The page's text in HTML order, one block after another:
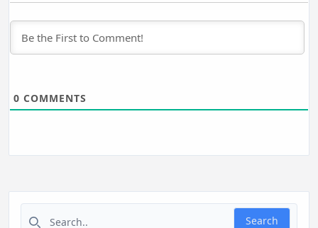
0 COMMENTS
Search for:
Search